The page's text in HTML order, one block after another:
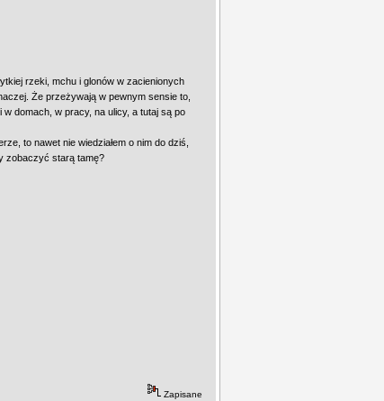
rzeki, mchu i glonów w zacienionych
Że przeżywają w pewnym sensie to,
domach, w pracy, na ulicy, a tutaj są po
to nawet nie wiedziałem o nim do dziś,
zobaczyć starą tamę?
Zapisane